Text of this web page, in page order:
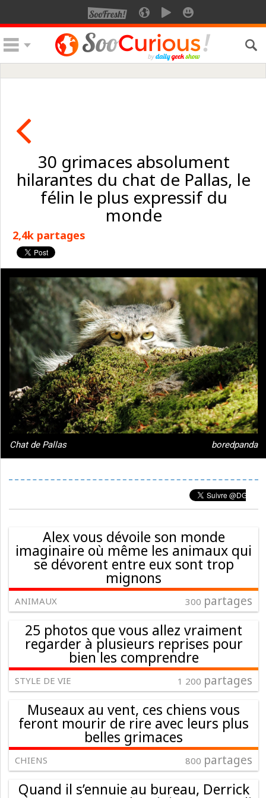
30 grimaces absolument
hilarantes du chat de Pallas, le
félin le plus expressif du
monde
2,4k partages
Chat de Pallas boredpanda
Alex vous dévoile son monde
imaginaire où même les animaux qui
se dévorent entre eux sont trop
mignons
ANIMAUX 300 partages
25 photos que vous allez vraiment
regarder à plusieurs reprises pour
bien les comprendre
STYLE DE VIE 1 200 partages
Museaux au vent, ces chiens vous
feront mourir de rire avec leurs plus
belles grimaces
CHIENS 800 partages
Quand il s’ennuie au bureau, Derrick